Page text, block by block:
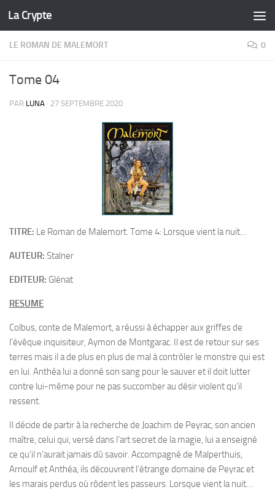
Skip to content
La Crypte
LE ROMAN DE MALEMORT 0
Tome 04
PAR LUNA · 27 SEPTEMBRE 2020
TITRE: Le Roman de Malemort. Tome 4: Lorsque vient la nuit…
AUTEUR: Stalner
EDITEUR: Glénat
RESUME
Colbus, conte de Malemort, a réussi à échapper aux griffes de
l’évêque inquisiteur, Aymon de Montgarac. Il est de retour sur ses
terres mais il a de plus en plus de mal à contrôler le monstre qui est
en lui. Anthéa lui a donné son sang pour le sauver et il doit lutter
contre lui-même pour ne pas succomber au désir violent qu’il
ressent.
Il décide de partir à la recherche de Joachim de Peyrac, son ancien
maître, celui qui, versé dans l’art secret de la magie, lui a enseigné
ce qu’il n’aurait jamais dû savoir. Accompagné de Malperthuis,
Arnoulf et Anthéa, ils découvrent l’étrange domaine de Peyrac et
les marais perdus où rôdent les passeurs. Lorsque vient la nuit…